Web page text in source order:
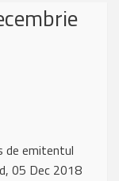
de emitentul
05 Dec 2018